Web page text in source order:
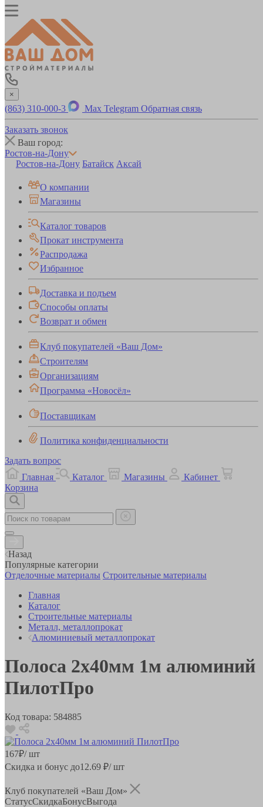
×
(863) 310-000-3 Max Telegram Обратная связь
Заказать звонок
Ваш город:
Ростов-на-Дону
Ростов-на-Дону Батайск Аксай
О компании
Магазины
Каталог товаров
Прокат инструмента
Распродажа
Избранное
Доставка и подъем
Способы оплаты
Возврат и обмен
Клуб покупателей «Ваш Дом»
Строителям
Организациям
Программа «Новосёл»
Поставщикам
Политика конфиденциальности
Задать вопрос
Главная
Каталог Магазины
Кабинет
Корзина
Назад
Популярные категории
Отделочные материалы Строительные материалы
Главная
Каталог
Строительные материалы
Металл, металлопрокат
Алюминиевый металлопрокат
Полоса 2х40мм 1м алюминий
ПилотПро
Код товара: 584885
167₽/ шт
Скидка и бонус до12.69 ₽/ шт
Клуб покупателей «Ваш Дом»
СтатусСкидкаБонусВыгода